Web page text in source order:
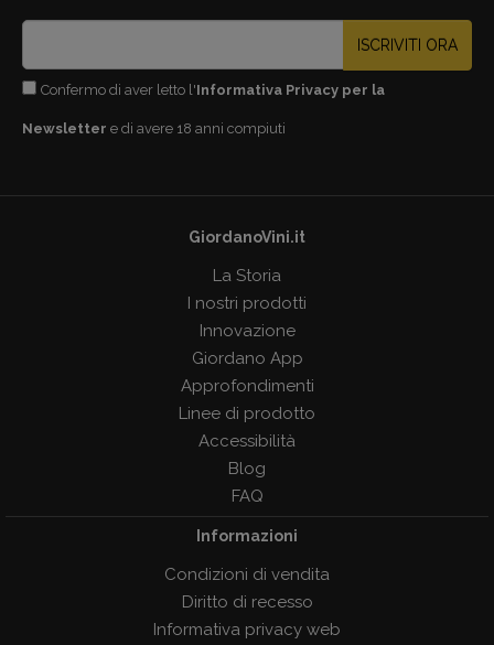
ISCRIVITI ORA
Confermo di aver letto l'Informativa Privacy per la
Newsletter e di avere 18 anni compiuti
GiordanoVini.it
La Storia
I nostri prodotti
Innovazione
Giordano App
Approfondimenti
Linee di prodotto
Accessibilità
Blog
FAQ
Informazioni
Condizioni di vendita
Diritto di recesso
Informativa privacy web